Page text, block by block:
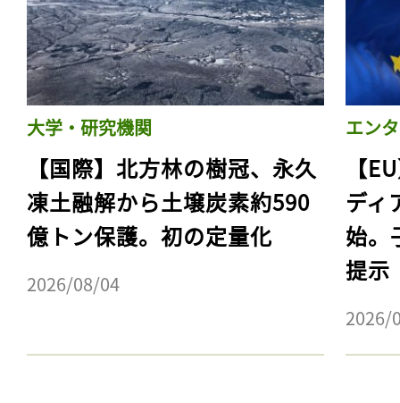
大学・研究機関
【国際】北方林の樹冠、永久
凍土融解から土壌炭素約590
億トン保護。初の定量化
2026/08/04
エン
【
ディ
始。
提示
2026/